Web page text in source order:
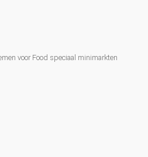
voor Food speciaal minimarkten